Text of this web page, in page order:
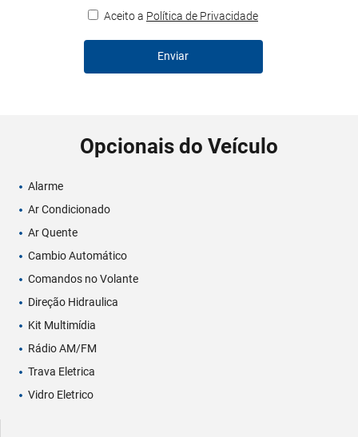
Aceito a Política de Privacidade
Enviar
Opcionais do Veículo
Alarme
Ar Condicionado
Ar Quente
Cambio Automático
Comandos no Volante
Direção Hidraulica
Kit Multimídia
Rádio AM/FM
Trava Eletrica
Vidro Eletrico